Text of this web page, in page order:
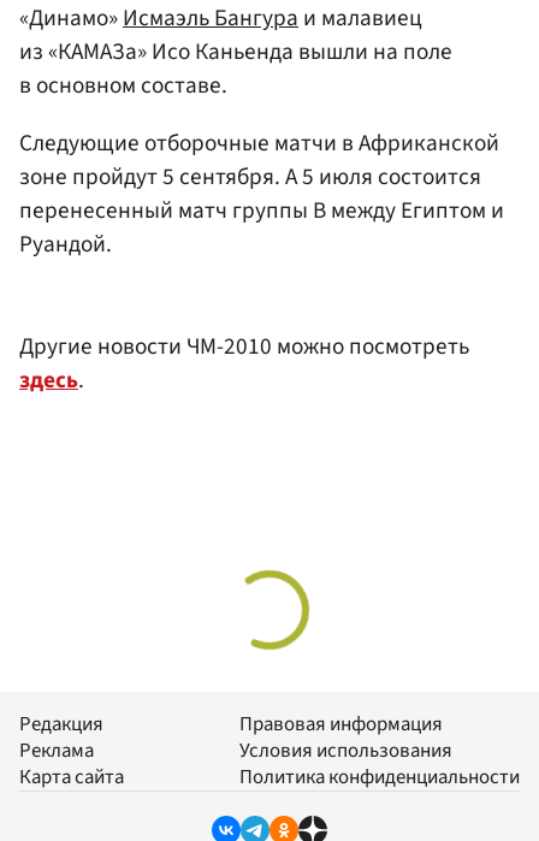
«Динамо»Исмаэль Бангураи малавиец
из «КАМАЗа» Исо Каньенда вышли на поле
в основном составе.
Следующие отборочные матчи в Африканской
зоне пройдут 5 сентября. А 5 июля состоится
перенесенный матч группы В между Египтом и
Руандой.
Другие новости ЧМ-2010 можно посмотреть
здесь.
Редакция
Реклама
Карта сайта
Правовая информация
Условия использования
Политика конфиденциальности